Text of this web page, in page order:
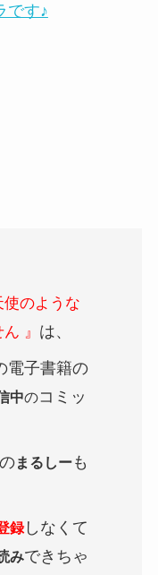
です♪
使のような
』 は、
電子書籍の
中のコミッ
まるしーも
録しなくて
みできちゃ